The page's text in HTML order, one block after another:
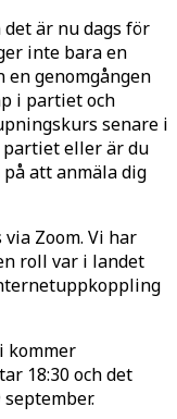
är nu dags för
inte bara en
genomgången
i partiet och
senare i
partiet eller är du
på att anmäla dig
Zoom. Vi har
roll var i landet
kommer
18:30 och det